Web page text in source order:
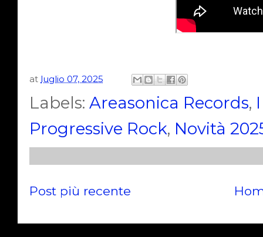
at luglio 07, 2025
Labels: Areasonica Records,
Progressive Rock, Novità
Post più recente